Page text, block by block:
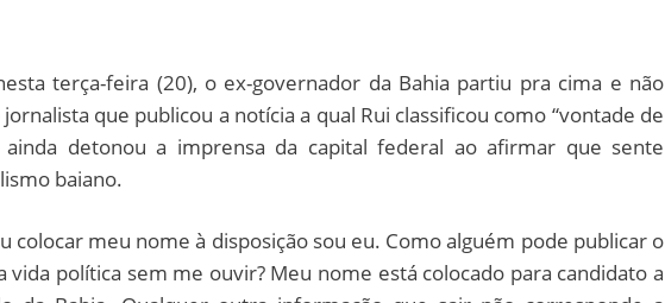
terça-feira (20), o ex-governador da Bahia partiu pra cima e não
que publicou a notícia a qual Rui classificou como “vontade de
ainda detonou a imprensa da capital federal ao afirmar que sente
baiano.
colocar meu nome à disposição sou eu. Como alguém pode publicar o
vida política sem me ouvir? Meu nome está colocado para candidato a